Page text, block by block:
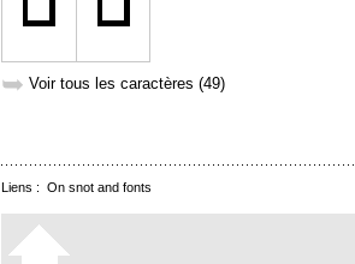
➥ Voir tous les caractères (49)
Liens : On snot and fonts